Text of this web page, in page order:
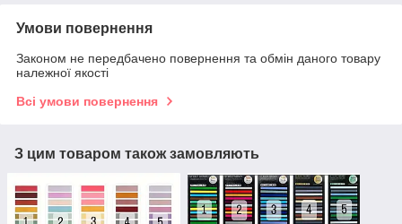
Умови повернення
Законом не передбачено повернення та обмін даного товару
належної якості
Всі умови повернення
З цим товаром також замовляють